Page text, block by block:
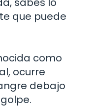
que puede
como
ocurre
debajo